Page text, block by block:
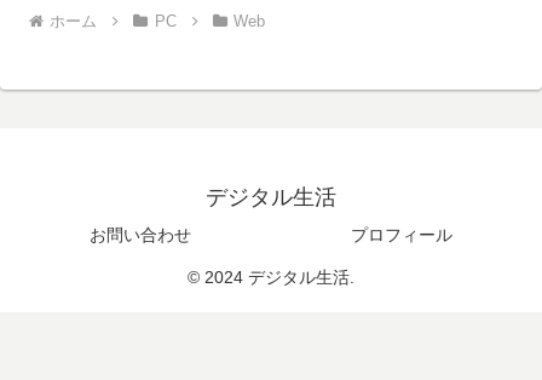
ホーム PC Web
デジタル生活
お問い合わせ プロフィール
© 2024 デジタル生活.